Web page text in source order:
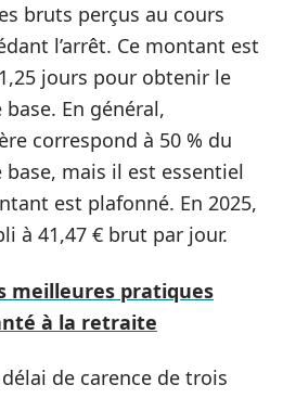
bruts perçus au cours
l’arrêt. Ce montant est
jours pour obtenir le
En général,
correspond à 50 % du
mais il est essentiel
est plafonné. En 2025,
à 41,47 € brut par jour.
meilleures pratiques
à la retraite
de carence de trois